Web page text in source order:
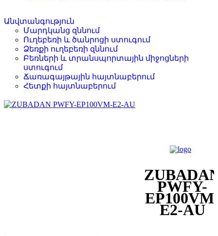
Անվտանգություն
Մարդկանց զննում
Ուղեբեռի և ծանրոցի ստուգում
Ձեռքի ուղեբեռի զննում
Բեռների և տրանսպորտային միջոցների
ստուգում
Ճառագայթային հայտնաբերում
Հետքի հայտնաբերում
PWFY-
E2-AU